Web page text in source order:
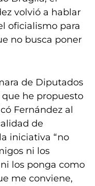
volvió a hablar
oficialismo para
no busca poner
de Diputados
he propuesto
Fernández al
de
iniciativa “no
ni los
los ponga como
me conviene,